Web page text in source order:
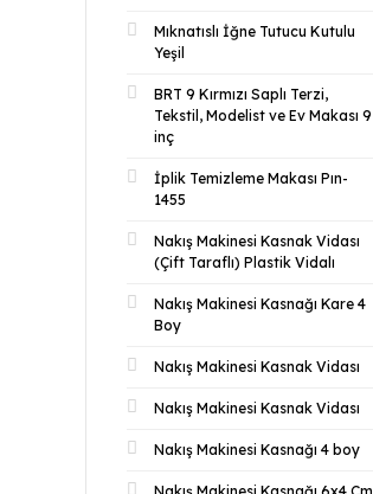
Mıknatıslı İğne Tutucu Kutulu
Yeşil
BRT 9 Kırmızı Saplı Terzi,
Tekstil, Modelist ve Ev Makası 9
inç
İplik Temizleme Makası Pın-
1455
Nakış Makinesi Kasnak Vidası
(Çift Taraflı) Plastik Vidalı
Nakış Makinesi Kasnağı Kare 4
Boy
Nakış Makinesi Kasnak Vidası
Nakış Makinesi Kasnak Vidası
Nakış Makinesi Kasnağı 4 boy